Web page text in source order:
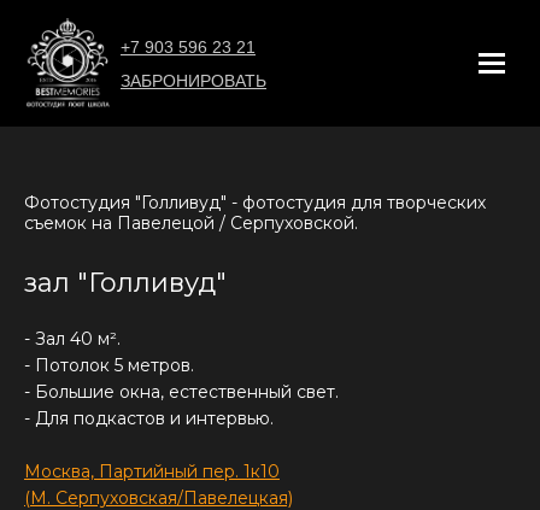
+7 903 596 23 21
ЗАБРОНИРОВАТЬ
Фотостудия "Голливуд" - фотостудия для творческих
съемок на Павелецой / Серпуховской.
зал "Голливуд"
- Зал 40 м².
- Потолок 5 метров.
- Большие окна, естественный свет.
- Для подкастов и интервью.
Москва, Партийный пер. 1к10
(М. Серпуховская/Павелецкая)